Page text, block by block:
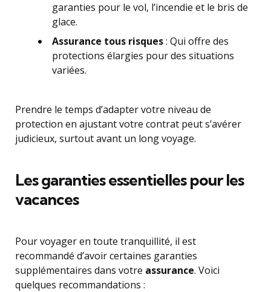
garanties pour le vol, l’incendie et le bris de
glace.
Assurance tous risques: Qui offre des
protections élargies pour des situations
variées.
Prendre le temps d’adapter votre niveau de
protection en ajustant votre contrat peut s’avérer
judicieux, surtout avant un long voyage.
Les garanties essentielles pour les
vacances
Pour voyager en toute tranquillité, il est
recommandé d’avoir certaines garanties
supplémentaires dans votre assurance. Voici
quelques recommandations :